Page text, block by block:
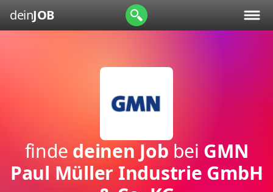
deinJOB
finde deinen Job bei GMN
Paul Müller Industrie GmbH